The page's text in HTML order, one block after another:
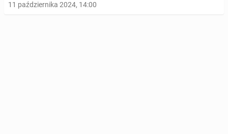
11 października 2024, 14:00